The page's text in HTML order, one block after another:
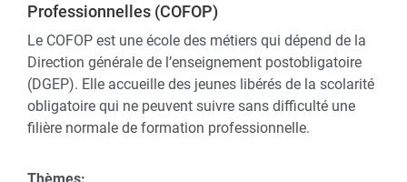
Professionnelles (COFOP)
Le COFOP est une école des métiers qui dépend de la
Direction générale de l’enseignement postobligatoire
(DGEP). Elle accueille des jeunes libérés de la scolarité
obligatoire qui ne peuvent suivre sans difficulté une
filière normale de formation professionnelle.